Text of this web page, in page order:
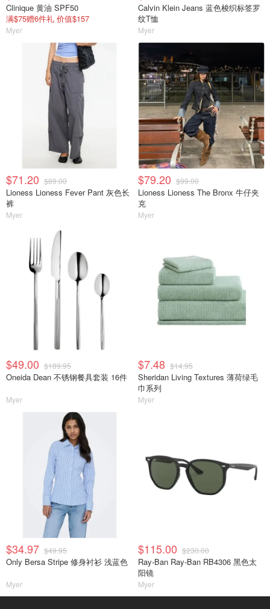
Clinique 黄油 SPF50
满$75赠6件礼 价值$157
Myer
Calvin Klein Jeans 蓝色梭织标签罗
纹T恤
Myer
$71.20 $89.00
Lioness Lioness Fever Pant 灰色长
裤
Myer
$79.20 $99.00
Lioness Lioness The Bronx 牛仔夹
克
Myer
$49.00 $189.95
Oneida Dean 不锈钢餐具套装 16件
Myer
$7.48 $14.95
Sheridan Living Textures 薄荷绿毛
巾系列
Myer
$34.97 $49.95
Only Bersa Stripe 修身衬衫 浅蓝色
Myer
$115.00 $230.00
Ray-Ban Ray-Ban RB4306 黑色太
阳镜
Myer